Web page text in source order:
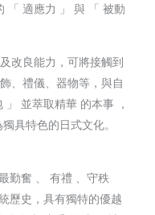
「 適應力 」 與 「 被動
改良能力，可將接觸到
、禮儀、器物等，與自
並萃取精華 的本事 ，
具特色的日式文化。
勤奮 、 有禮 、守秩
歷史，具有獨特的優越